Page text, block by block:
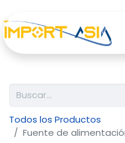
Todos los Productos
Fuente de